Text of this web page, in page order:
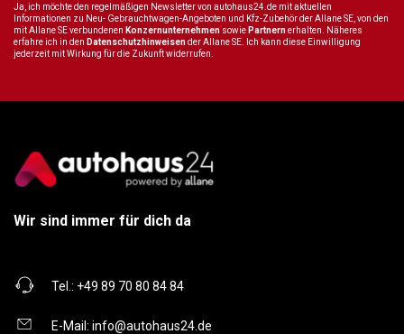
Ja, ich möchte den regelmäßigen Newsletter von autohaus24.de mit aktuellen
Informationen zu Neu- Gebrauchtwagen-Angeboten und Kfz-Zubehör der Allane SE, von den
mit Allane SE verbundenen Konzernunternehmen sowie Partnernerhalten. Näheres
erfahre ich in den Datenschutzhinweisender Allane SE. Ich kann diese Einwilligung
jederzeit mit Wirkung für die Zukunft widerrufen.
Wir sind immer für dich da
Tel.: +49 89 70 80 84 84
E-Mail: info@autohaus24.de